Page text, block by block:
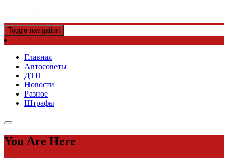
Toggle navigation
Главная
Автосоветы
ДТП
Новости
Разное
Штрафы
You Are Here